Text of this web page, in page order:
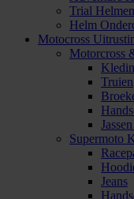
Trial Helmen
Helm
Motocross
Motorcross
Truien
Supermoto
Jeans